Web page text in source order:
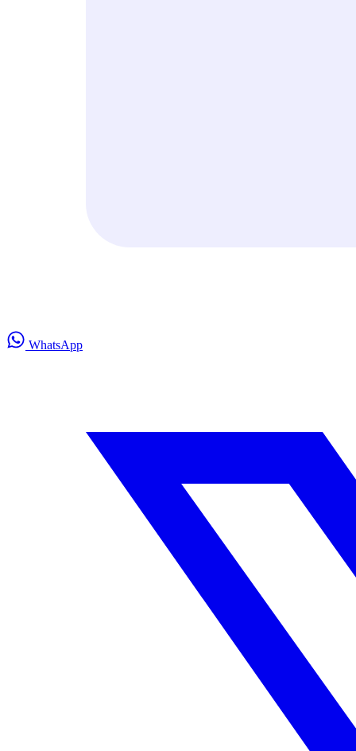
WhatsApp